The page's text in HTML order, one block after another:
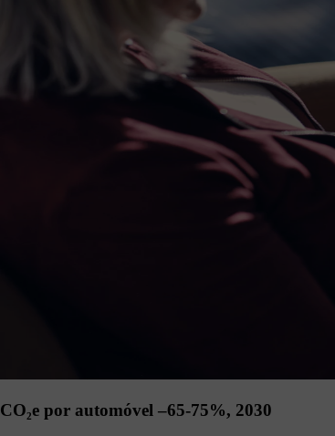
CO₂e por automóvel –65-75%, 2030